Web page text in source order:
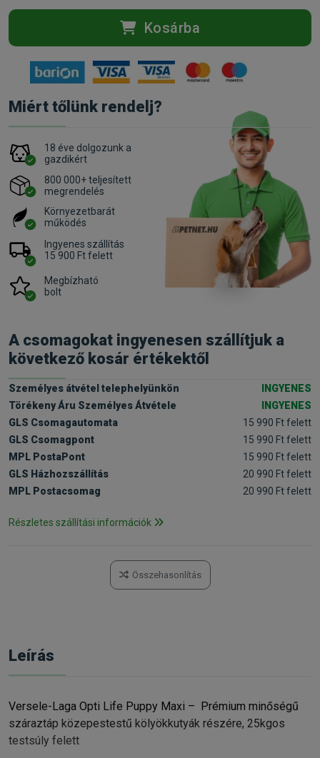
Kosárba
Miért tőlünk rendelj?
18 éve dolgozunk a
gazdikért
800 000+ teljesített
megrendelés
Környezetbarát
működés
Ingyenes szállítás
15 900 Ft felett
Megbízható
bolt
A csomagokat ingyenesen szállítjuk a
következő kosár értékektől
Személyes átvétel telephelyünkön
INGYENES
Törékeny Áru Személyes Átvétele
INGYENES
GLS Csomagautomata
15 990 Ft felett
GLS Csomagpont
15 990 Ft felett
MPL PostaPont
15 990 Ft felett
GLS Házhozszállítás
20 990 Ft felett
MPL Postacsomag
20 990 Ft felett
Részletes szállítási információk
Összehasonlítás
Leírás
Versele-Laga Opti Life Puppy Maxi – Prémium minőségű
száraztáp közepestestű kölyökkutyák részére, 25kgos
testsúly felett